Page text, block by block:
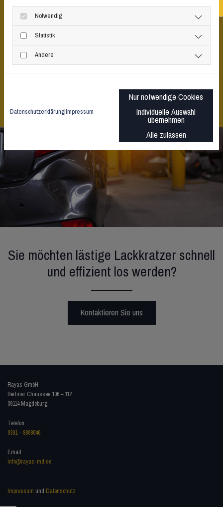
Überlassen Sie Ihr Auto unseren
fähigen Händen
Ob Beulenbehebung oder Lackschäden – wir kümmern uns gerne um
die Instandsetzung Ihres Wagens. Profitieren Sie von unserem
Leistungsverhältnis.
Sie möchten lästige Lackkratzer schnell
und effizient los werden?
Kontaktieren Sie uns
Rayas GmbH
Berliner Chaussee 106 – 112
39114 Magdeburg
Telefon
0391 – 8868646
Email
info@rayas-md.de
Impressum und Datenschutz
Notwendig
Statistik
Andere
Datenschutzerklärung|Impressum
Nur notwendige Cookies
Individuelle Auswahl
übernehmen
Alle zulassen